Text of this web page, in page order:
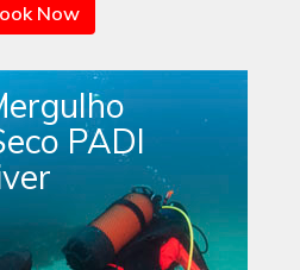
Now
PADI